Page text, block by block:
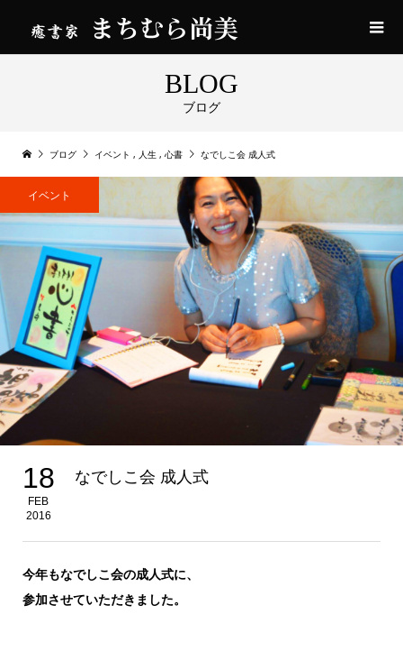
BLOG
ブログ
ブログ イベント , 人生 , 心書 なでしこ会 成人式
イベント
18
FEB
2016
なでしこ会 成人式
今年もなでしこ会の成人式に、
参加させていただきました。